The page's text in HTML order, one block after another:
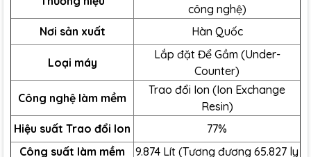
Sai lầm khi bỏ qua độ cứng của nước
Lý Do Máy Làm Mềm Nước ChungHo
Fluux VH-IEN 6000 Là Chìa Khóa
Vàng Cho Mọi Barista
công nghệ)
Nơi sản xuất
Hàn Quốc
Loại máy
Lắp đặt Để Gầm (Under-
Counter)
Công nghệ làm mềm
Trao đổi Ion (Ion Exchange
Resin)
Hiệu suất Trao đổi Ion
77%
Công suất làm mềm
9.874 Lít (Tương đương 65.827 ly